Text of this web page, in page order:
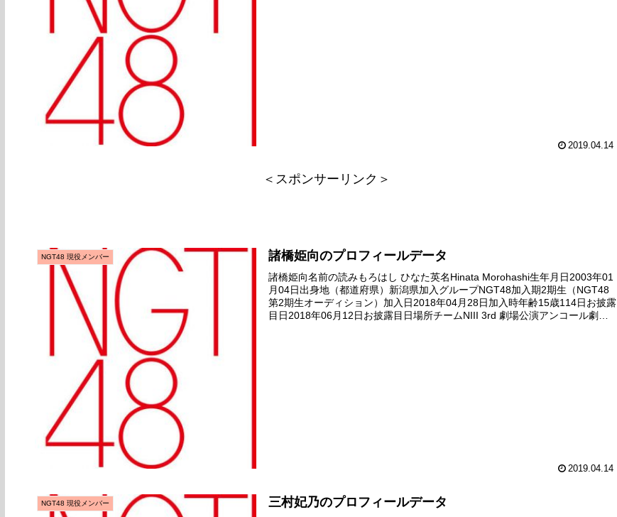
2019.04.14
＜スポンサーリンク＞
NGT48 現役メンバー 諸橋姫向のプロフィールデータ
諸橋姫向名前の読みもろはし ひなた英名Hinata Morohashi生年月日2003年01
月04日出身地（都道府県）新潟県加入グループNGT48加入期2期生（NGT48
第2期生オーディション）加入日2018年04月28日加入時年齢15歳114日お披露
目日2018年06月12日お披露目日場所チームNIII 3rd 劇場公演アンコール劇場
2019.04.14
NGT48 現役メンバー 三村妃乃のプロフィールデータ